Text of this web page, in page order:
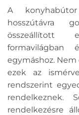
A
hosszútávra
összeállított
formavilágban
egymáshoz. Nem
ezek az
rendszerint
rendelkeznek.
rendelkezésre